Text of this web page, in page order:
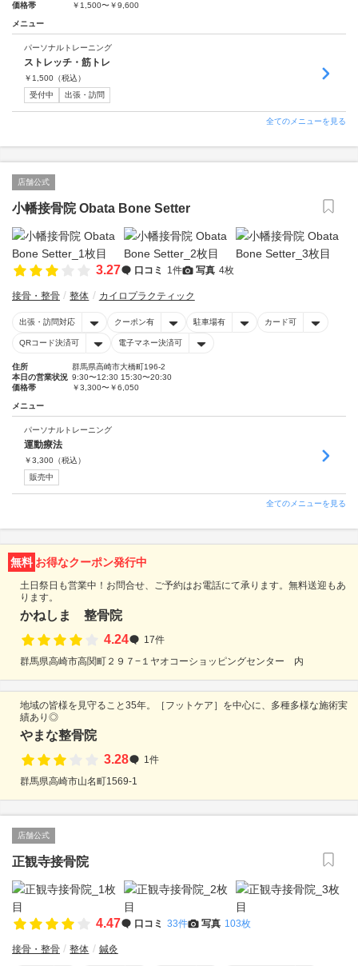
価格帯
￥1,500〜￥9,600
メニュー
パーソナルトレーニング
ストレッチ・筋トレ
￥ 1,500 （税込）
受付中
出張・訪問
全てのメニューを見る
店舗公式
小幡接骨院 Obata Bone Setter
3.27 口コミ 1件 写真 4枚
接骨・整骨 整体 カイロプラクティック
出張・訪問対応 クーポン有 駐車場有 カード可
QRコード決済可 電子マネー決済可
住所
群馬県高崎市大橋町196-2
本日の営業状況 9:30〜12:30 15:30〜20:30
価格帯
￥3,300〜￥6,050
メニュー
パーソナルトレーニング
運動療法
￥3,300 （税込）
販売中
全てのメニューを見る
無料 お得なクーポン発行中
土日祭日も営業中！お問合せ、ご予約はお電話にて承ります。無料送迎もあ
ります。
かねしま 整骨院
4.24
17件
群馬県高崎市高関町２９７−１ヤオコーショッピングセンター 内
地域の皆様を見守ること35年。［フットケア］を中心に、多種多様な施術実
績あり◎
やまな整骨院
3.28
1件
群馬県高崎市山名町1569-1
店舗公式
正観寺接骨院
4.47 口コミ 33件 写真 103枚
接骨・整骨 整体 鍼灸